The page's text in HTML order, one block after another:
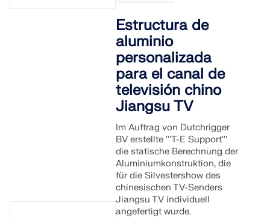
Estructura de
aluminio
personalizada
para el canal de
televisión chino
Jiangsu TV
Im Auftrag von Dutchrigger
BV erstellte '''T-E Support'''
die statische Berechnung der
Aluminiumkonstruktion, die
für die Silvestershow des
chinesischen TV-Senders
Jiangsu TV individuell
angefertigt wurde.